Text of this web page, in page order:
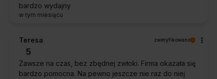
bardzo wydajny
w tym miesiącu
Teresa zweryfikowano
5
Zawsze na czas, bez zbędnej zwłoki. Firma okazała się
bardzo pomocna. Na pewno jeszcze nie raz do niej